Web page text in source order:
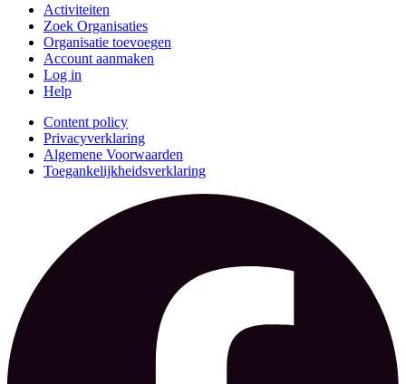
Activiteiten
Zoek Organisaties
Organisatie toevoegen
Account aanmaken
Log in
Help
Content policy
Privacyverklaring
Algemene Voorwaarden
Toegankelijkheidsverklaring